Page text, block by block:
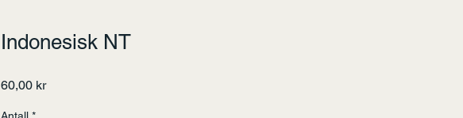
Indonesisk NT
60,00 krPris